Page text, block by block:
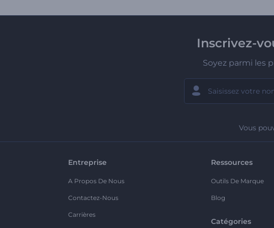
Inscrivez-
Soyez parmi les
Vous
Entreprise
A Propos De Nous
Contactez-Nous
Carrières
Ressources
Outils De Marque
Blog
Catégories